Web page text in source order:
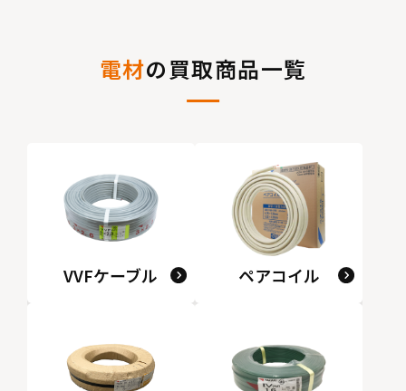
電材の買取商品一覧
VVFケーブル ペアコイル